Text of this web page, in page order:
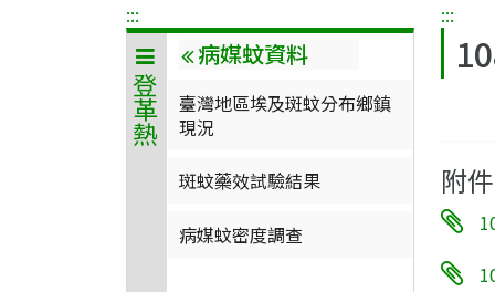
:::
登革熱
病媒蚊資料
臺灣地區埃及斑蚊分布鄉鎮
現況
斑蚊藥效試驗結果
病媒蚊密度調查
:::
附件